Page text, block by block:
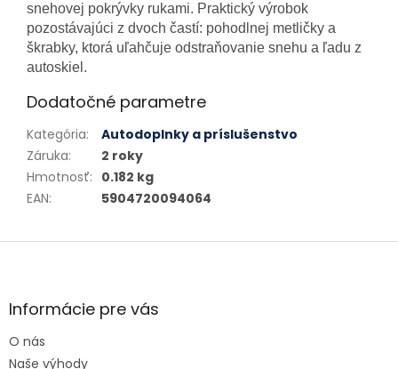
snehovej pokrývky rukami. Praktický výrobok
pozostávajúci z dvoch častí: pohodlnej metličky a
škrabky, ktorá uľahčuje odstraňovanie snehu a ľadu z
autoskiel.
Dodatočné parametre
Kategória:
Autodoplnky a príslušenstvo
Záruka:
2 roky
Hmotnosť: 0.182 kg
EAN: 5904720094064
Zápätie
Informácie pre vás
O nás
Naše výhody